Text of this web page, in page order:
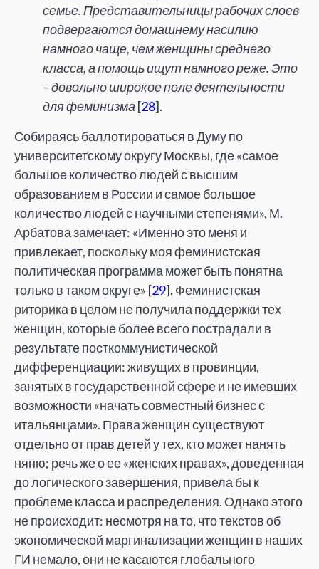
семье. Представительницы рабочих слоев
подвергаются домашнему насилию
намного чаще, чем женщины среднего
класса, а помощь ищут намного реже. Это
– довольно широкое поле деятельности
для феминизма [28].
Собираясь баллотироваться в Думу по
университетскому округу Москвы, где «самое
большое количество людей с высшим
образованием в России и самое большое
количество людей с научными степенями», М.
Арбатова замечает: «Именно это меня и
привлекает, поскольку моя феминистская
политическая программа может быть понятна
только в таком округе» [29]. Феминистская
риторика в целом не получила поддержки тех
женщин, которые более всего пострадали в
результате посткоммунистической
дифференциации: живущих в провинции,
занятых в государственной сфере и не имевших
возможности «начать совместный бизнес с
итальянцами». Права женщин существуют
отдельно от прав детей у тех, кто может нанять
няню; речь же о ее «женских правах», доведенная
до логического завершения, привела бы к
проблеме класса и распределения. Однако этого
не происходит: несмотря на то, что текстов об
эконо­мической маргинализации женщин в наших
ГИ немало, они не касаются глобального